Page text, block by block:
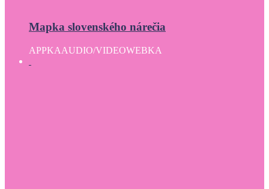
Mapka slovenského nárečia
APPKAAUDIO/VIDEOWEBKA